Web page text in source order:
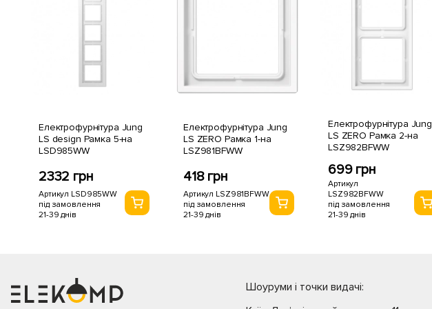
Електрофурнітура Jung
LS design Рамка 5-на
LSD985WW
2332 грн
Артикул LSD985WW
під замовлення
21-39 днів
Електрофурнітура Jung
LS ZERO Рамка 1-на
LSZ981BFWW
418 грн
Артикул LSZ981BFWW
під замовлення
21-39 днів
Електрофурнітура Jung
LS ZERO Рамка 2-на
LSZ982BFWW
699 грн
Артикул
LSZ982BFWW
під замовлення
21-39 днів
Шоуруми і точки видачі: